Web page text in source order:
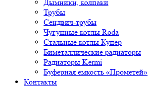
Дымники, колпаки
Трубы
Сендвич-трубы
Чугунные котлы Roda
Стальные котлы Купер
Биметаллические радиаторы
Радиаторы Kermi
Буферная емкость «Прометей»
Контакты